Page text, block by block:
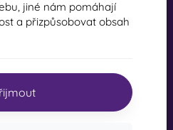
jiné nám pomáhají
a přizpůsobovat obsah